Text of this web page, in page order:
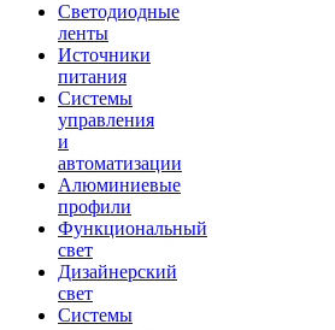
Светодиодные
ленты
Источники
питания
Системы
управления
и
автоматизации
Алюминиевые
профили
Функциональный
свет
Дизайнерский
свет
Системы